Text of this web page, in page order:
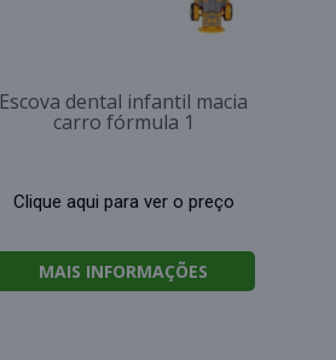
Escova dental infantil macia
carro fórmula 1
Clique aqui para ver o preço
MAIS INFORMAÇÕES